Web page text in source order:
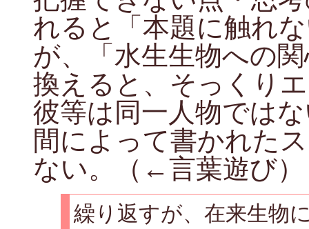
れると「本題に触れ
が、「水生生物への
換えると、そっくり
彼等は同一人物では
間によって書かれた
ない。（←言葉遊び）
繰り返すが、在来生物